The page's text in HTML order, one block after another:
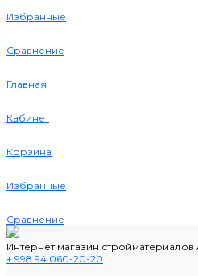
Избранные
Сравнение
Главная
Кабинет
Корзина
Избранные
Сравнение
Интернет магазин стройматериалов
+ 998 94 060-20-20